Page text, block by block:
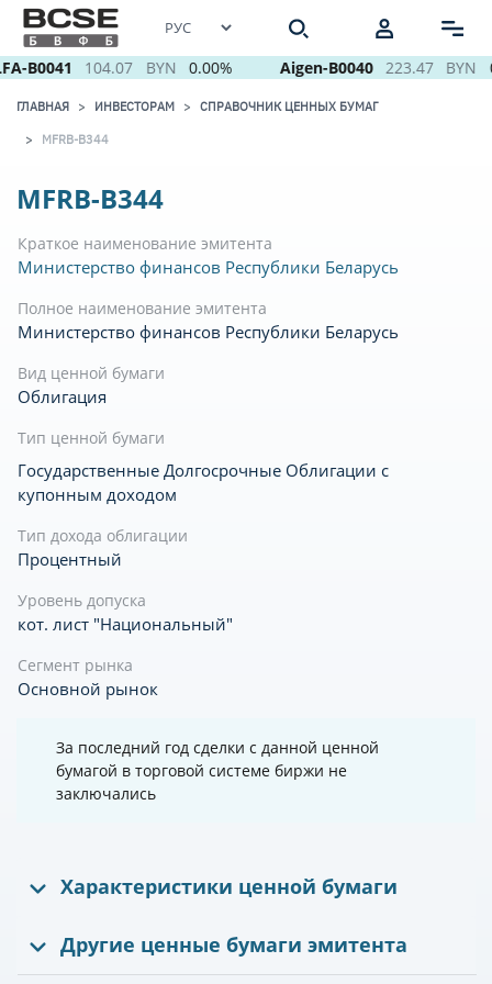
B0041 104.07 BYN 0.00% Aigen-B0040 223.47 BYN
ГЛАВНАЯ ИНВЕСТОРАМ СПРАВОЧНИК ЦЕННЫХ БУМАГ
MFRB-B344
MFRB-B344
Краткое наименование эмитента
Министерство финансов Республики Беларусь
Полное наименование эмитента
Министерство финансов Республики Беларусь
Вид ценной бумаги
Облигация
Тип ценной бумаги
Государственные Долгосрочные Облигации с
купонным доходом
Тип дохода облигации
Процентный
Уровень допуска
кот. лист "Национальный"
Сегмент рынка
Основной рынок
За последний год сделки с данной ценной
бумагой в торговой системе биржи не
заключались
Характеристики ценной бумаги
Другие ценные бумаги эмитента